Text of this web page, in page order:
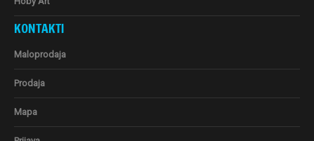
KONTAKTI
Maloprodaja
Prodaja
Mapa